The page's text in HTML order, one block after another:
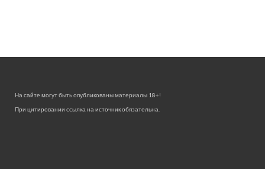
На сайте могут быть опубликованы материалы 18+!
При цитировании ссылка на источник обязательна.